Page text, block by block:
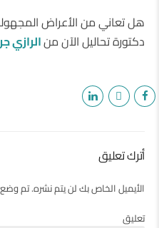
هل تعاني من الأعراض
دكتورة تحاليل الآن منالرازي
أترك تعليق
الأيميل الخاص بك لن يتم نشره. تم
تعليق